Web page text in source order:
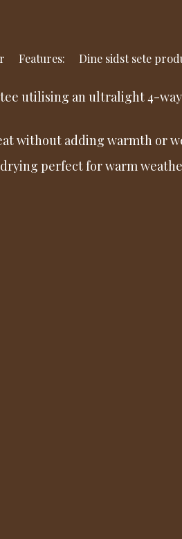
Features: Dine sidst sete
tee utilising an ultralight 4-
without adding warmth or
perfect for warm